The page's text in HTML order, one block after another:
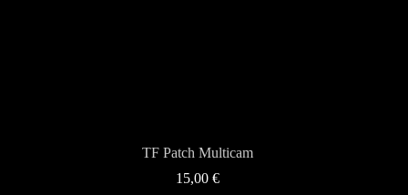
TF Patch Multicam
15,00€